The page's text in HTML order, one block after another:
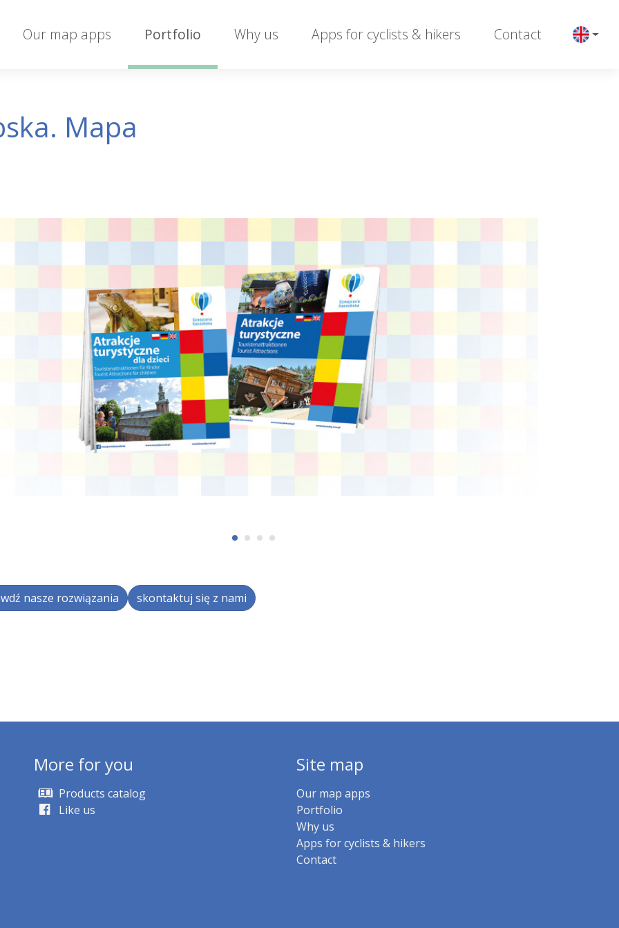
Our map apps Portfolio Why us Apps for cyclists & hikers Contact
Mapa
nasze rozwiązania skontaktuj się z nami
More for you
Products catalog
Like us
Site map
Our map apps
Portfolio
Why us
Apps for cyclists & hikers
Contact